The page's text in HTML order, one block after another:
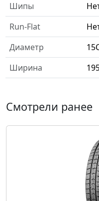
Шипы
Run-Flat
Диаметр
Ширина
Смотрели ранее